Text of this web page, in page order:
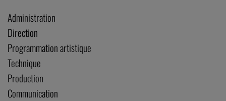
Administration
Direction
Programmation artistique
Technique
Production
Communication